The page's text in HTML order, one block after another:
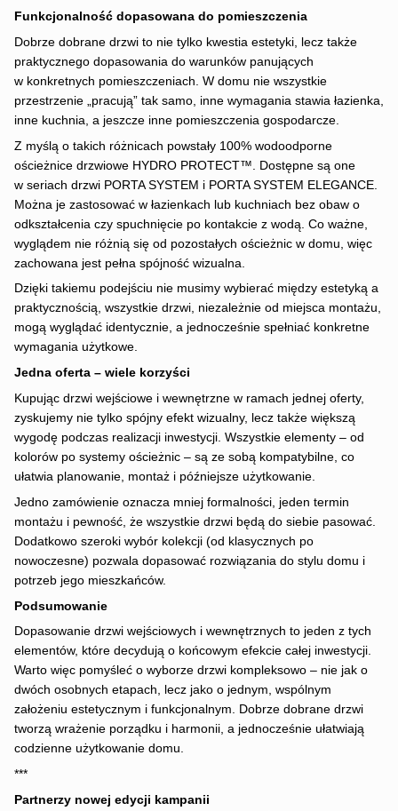
Funkcjonalność dopasowana do pomieszczenia
Dobrze dobrane drzwi to nie tylko kwestia estetyki, lecz także
praktycznego dopasowania do warunków panujących
w konkretnych pomieszczeniach. W domu nie wszystkie
przestrzenie „pracują” tak samo, inne wymagania stawia łazienka,
inne kuchnia, a jeszcze inne pomieszczenia gospodarcze.
Z myślą o takich różnicach powstały 100% wodoodporne
ościeżnice drzwiowe HYDRO PROTECT™. Dostępne są one
w seriach drzwi PORTA SYSTEM i PORTA SYSTEM ELEGANCE.
Można je zastosować w łazienkach lub kuchniach bez obaw o
odkształcenia czy spuchnięcie po kontakcie z wodą. Co ważne,
wyglądem nie różnią się od pozostałych ościeżnic w domu, więc
zachowana jest pełna spójność wizualna.
Dzięki takiemu podejściu nie musimy wybierać między estetyką a
praktycznością, wszystkie drzwi, niezależnie od miejsca montażu,
mogą wyglądać identycznie, a jednocześnie spełniać konkretne
wymagania użytkowe.
Jedna oferta – wiele korzyści
Kupując drzwi wejściowe i wewnętrzne w ramach jednej oferty,
zyskujemy nie tylko spójny efekt wizualny, lecz także większą
wygodę podczas realizacji inwestycji. Wszystkie elementy – od
kolorów po systemy ościeżnic – są ze sobą kompatybilne, co
ułatwia planowanie, montaż i późniejsze użytkowanie.
Jedno zamówienie oznacza mniej formalności, jeden termin
montażu i pewność, że wszystkie drzwi będą do siebie pasować.
Dodatkowo szeroki wybór kolekcji (od klasycznych po
nowoczesne) pozwala dopasować rozwiązania do stylu domu i
potrzeb jego mieszkańców.
Podsumowanie
Dopasowanie drzwi wejściowych i wewnętrznych to jeden z tych
elementów, które decydują o końcowym efekcie całej inwestycji.
Warto więc pomyśleć o wyborze drzwi kompleksowo – nie jak o
dwóch osobnych etapach, lecz jako o jednym, wspólnym
założeniu estetycznym i funkcjonalnym. Dobrze dobrane drzwi
tworzą wrażenie porządku i harmonii, a jednocześnie ułatwiają
codzienne użytkowanie domu.
***
Partnerzy nowej edycji kampanii